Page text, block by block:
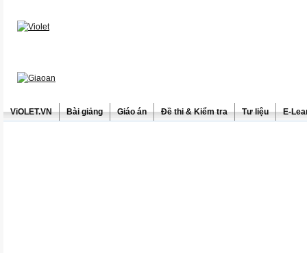
ViOLET.VN Bài giảng Giáo án Đề thi & Kiểm tra Tư liệu E-